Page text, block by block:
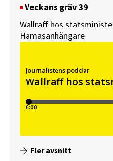
Veckans gräv 39
Wallraff hos
Hamasanhängare
Fler avsnitt